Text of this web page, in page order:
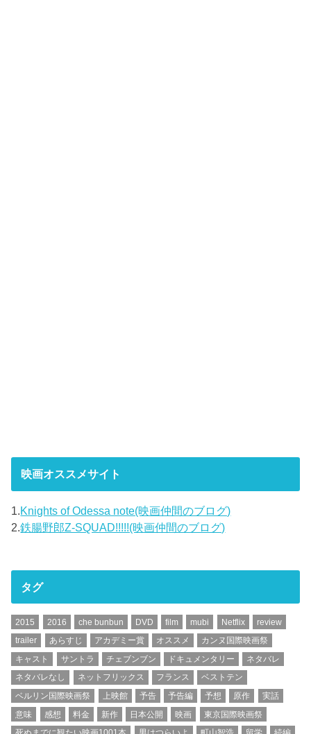
映画オススメサイト
1.Knights of Odessa note(映画仲間のブログ)
2.鉄腸野郎Z-SQUAD!!!!!(映画仲間のブログ)
タグ
2015 2016 che bunbun DVD film mubi Netflix
review
trailer
あらすじ アカデミー賞 オススメ
カンヌ国際映画祭
キャスト
サントラ チェブンブン ドキュメンタリー
ネタバレ
ネタバレなし
ネットフリックス フランス
ベストテン
ベルリン国際映画祭
上映館 予告 予告編 予想 原作
実話
意味
感想 料金 新作 日本公開 映画
東京国際映画祭